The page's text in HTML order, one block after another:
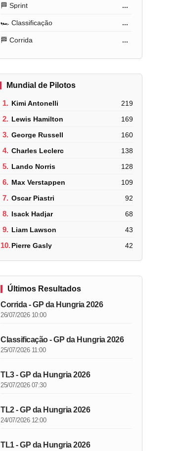
🏁 Sprint ...
🏎️ Classificação ...
🏁 Corrida ...
Mundial de Pilotos
1. Kimi Antonelli 219
2. Lewis Hamilton 169
3. George Russell 160
4. Charles Leclerc 138
5. Lando Norris 128
6. Max Verstappen 109
7. Oscar Piastri 92
8. Isack Hadjar 68
9. Liam Lawson 43
10.Pierre Gasly 42
Últimos Resultados
Corrida - GP da Hungria 2026
26/07/2026 10:00
Classificação - GP da Hungria 2026
25/07/2026 11:00
TL3 - GP da Hungria 2026
25/07/2026 07:30
TL2 - GP da Hungria 2026
24/07/2026 12:00
TL1 - GP da Hungria 2026